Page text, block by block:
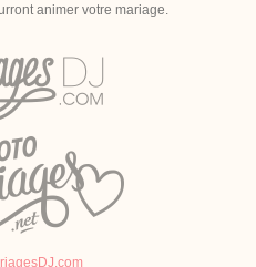
animer votre mariage.